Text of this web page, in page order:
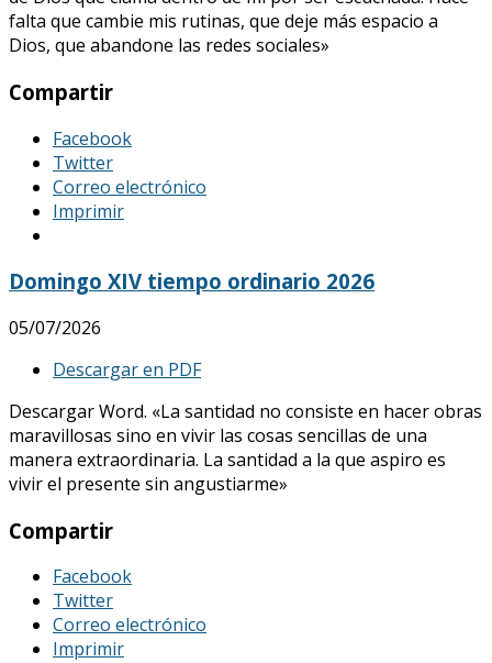
falta que cambie mis rutinas, que deje más espacio a
Dios, que abandone las redes sociales»
Compartir
Facebook
Twitter
Correo electrónico
Imprimir
Domingo XIV tiempo ordinario 2026
05/07/2026
Descargar en PDF
Descargar Word. «La santidad no consiste en hacer obras
maravillosas sino en vivir las cosas sencillas de una
manera extraordinaria. La santidad a la que aspiro es
vivir el presente sin angustiarme»
Compartir
Facebook
Twitter
Correo electrónico
Imprimir